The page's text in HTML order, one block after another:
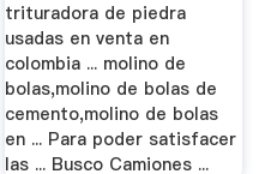
trituradora de piedra
usadas en venta en
colombia ... molino de
bolas,molino de bolas de
cemento,molino de bolas
en ... Para poder satisfacer
las ... Busco Camiones ...